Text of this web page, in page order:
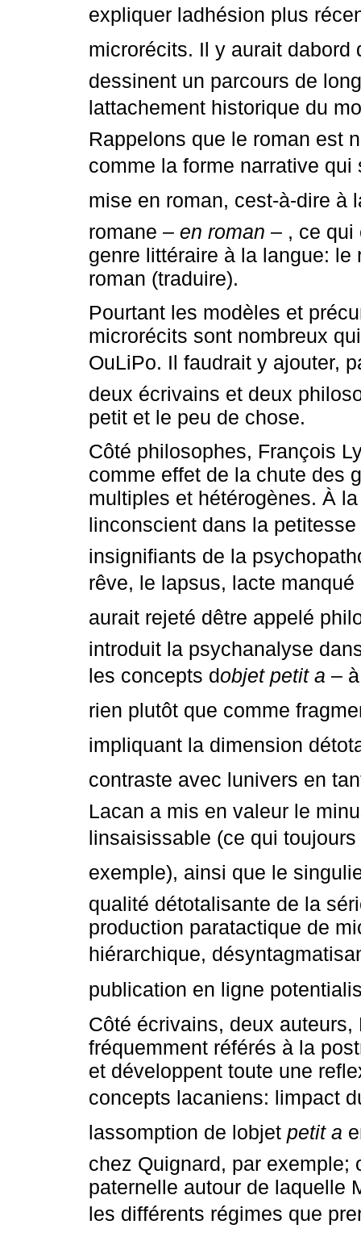
expliquer ladhésion plus
microrécits. Il y aurait
dessinent un parcours de
lattachement historique du
Rappelons que le roman est
comme la forme narrative qui
mise en roman, cest-à-dire à
romane – en roman – , ce qui
genre littéraire à la langue:
roman (traduire).
Pourtant les modèles et
microrécits sont nombreux
OuLiPo. Il faudrait y ajouter,
deux écrivains et deux
petit et le peu de chose.
Côté philosophes, François
comme effet de la chute des
multiples et hétérogènes. À
linconscient dans la
insignifiants de la
rêve, le lapsus, lacte
aurait rejeté dêtre appelé
introduit la psychanalyse
les concepts dobjet petit a –
rien plutôt que comme
impliquant la dimension
contraste avec lunivers en
Lacan a mis en valeur le
linsaisissable (ce qui
exemple), ainsi que le
qualité détotalisante de la
production paratactique de
hiérarchique,
publication en ligne
Côté écrivains, deux
fréquemment référés à la
et développent toute une
concepts lacaniens: limpact
lassomption de lobjet petit a
chez Quignard, par exemple;
paternelle autour de laquelle
les différents régimes que